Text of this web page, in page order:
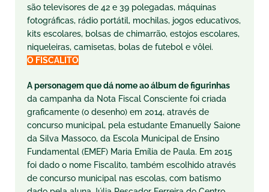
são televisores de 42 e 39 polegadas, máquinas
fotográficas, rádio portátil, mochilas, jogos educativos,
kits escolares, bolsas de chimarrão, estojos escolares,
niqueleiras, camisetas, bolas de futebol e vôlei.
O FISCALITO
A personagem que dá nome ao álbum de figurinhas
da campanha da Nota Fiscal Consciente foi criada
graficamente (o desenho) em 2014, através de
concurso municipal, pela estudante Emanuelly Saione
da Silva Massoco, da Escola Municipal de Ensino
Fundamental (EMEF) Maria Emília de Paula. Em 2015
foi dado o nome Fiscalito, também escolhido através
de concurso municipal nas escolas, com batismo